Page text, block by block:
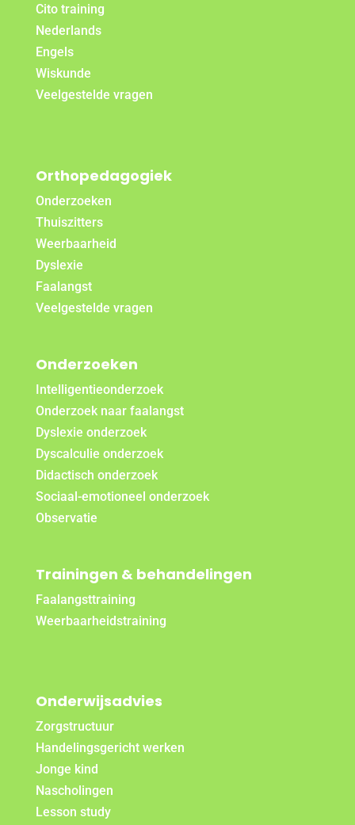
Cito training
Nederlands
Engels
Wiskunde
Veelgestelde vragen
Orthopedagogiek
Onderzoeken
Thuiszitters
Weerbaarheid
Dyslexie
Faalangst
Veelgestelde vragen
Onderzoeken
Intelligentieonderzoek
Onderzoek naar faalangst
Dyslexie onderzoek
Dyscalculie onderzoek
Didactisch onderzoek
Sociaal-emotioneel onderzoek
Observatie
Trainingen & behandelingen
Faalangsttraining
Weerbaarheidstraining
Onderwijsadvies
Zorgstructuur
Handelingsgericht werken
Jonge kind
Nascholingen
Lesson study